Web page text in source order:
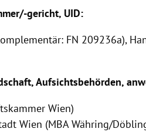
gericht, UID:
FN 209236a),
Aufsichtsbehörden,
Wien)
Wien (MBA Währing/